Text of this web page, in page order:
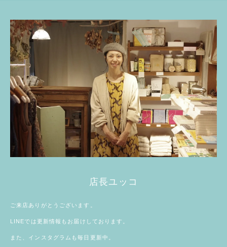
店長ユッコ
ご来店ありがとうございます。
LINEでは更新情報もお届けしております。
また、 インスタグラム も毎日更新中。